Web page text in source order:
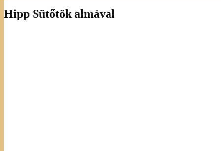
Hipp Sütőtök almával